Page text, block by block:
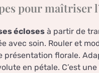
pour maîtriser
écloses à partir de
avec soin. Rouler et
présentation florale.
en pétale. C’est